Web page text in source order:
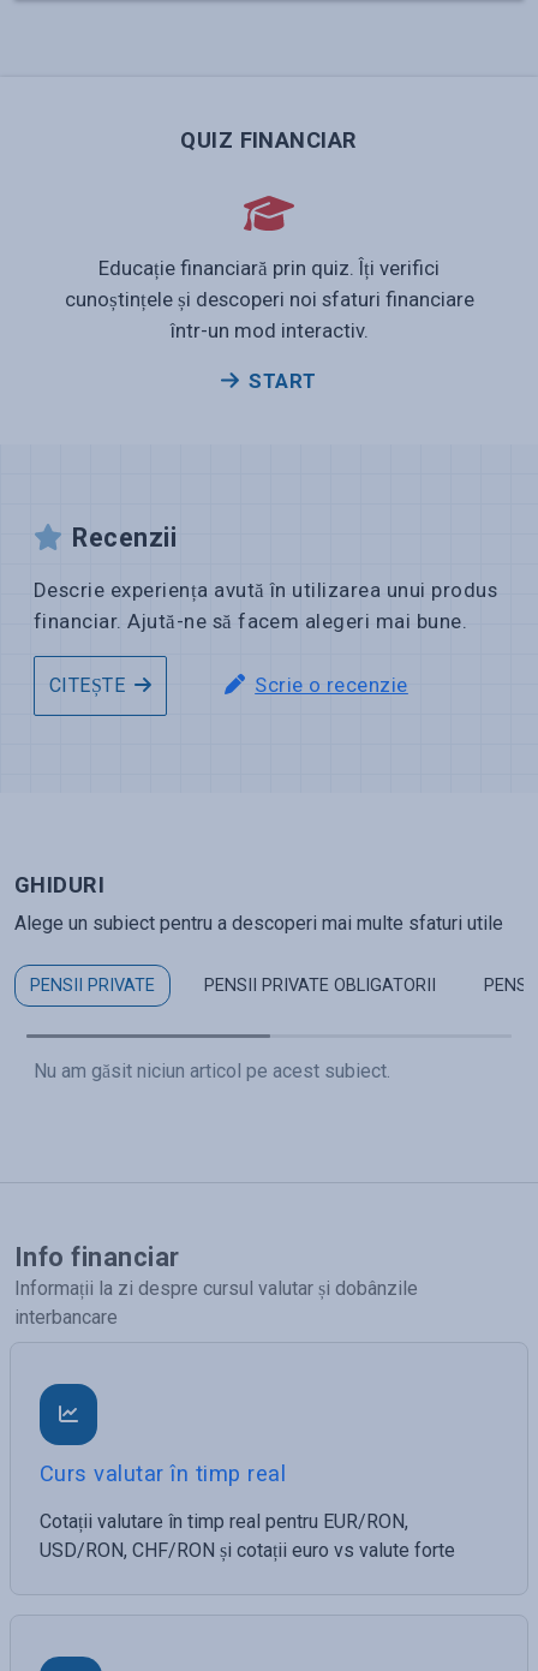
QUIZ FINANCIAR
Educație financiară prin quiz. Îți verifici
cunoștințele și descoperi noi sfaturi financiare
într-un mod interactiv.
START
Recenzii
Descrie experiența avută în utilizarea unui produs
financiar. Ajută-ne să facem alegeri mai bune.
CITEȘTE Scrie o recenzie
GHIDURI
Alege un subiect pentru a descoperi mai multe sfaturi utile
PENSII PRIVATE PENSII PRIVATE OBLIGATORII
Nu am găsit niciun articol pe acest subiect.
Info financiar
Informații la zi despre cursul valutar și dobânzile
interbancare
Curs valutar în timp real
Cotații valutare în timp real pentru EUR/RON,
USD/RON, CHF/RON și cotații euro vs valute forte